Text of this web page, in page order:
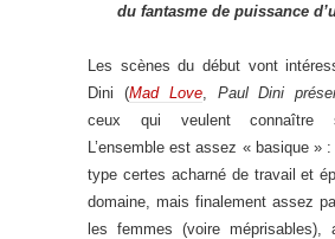
du fantasme de puissance
Les scènes du début vont
Dini (Mad Love, Paul Dini
ceux qui veulent connaître
L’ensemble est assez « basique »
type certes acharné de travail et
domaine, mais finalement assez
les femmes (voire méprisables),